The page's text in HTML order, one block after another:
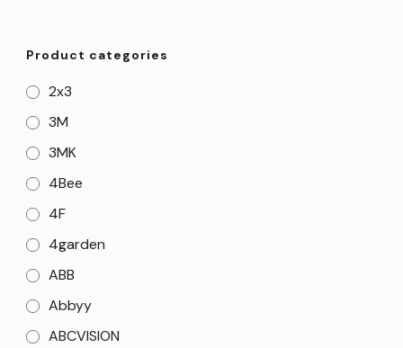
Product categories
2x3
3M
3MK
4Bee
4F
4garden
ABB
Abbyy
ABCVISION